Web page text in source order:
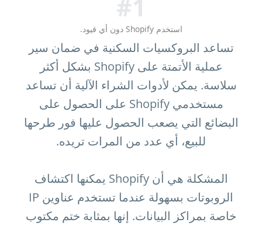
#1
استخدم Shopify دون أي قيود.
تساعد البروكسيات السكنية في ضمان سير
عملية الأتمتة على Shopify بشكل أكثر
سلاسة. يمكن لأدوات الشراء الآلية أن تساعد
مستخدمي Shopify على الحصول على
البضائع التي يصعب الحصول عليها فور طرحها
للبيع، أي عدد من المرات تريده.
المشكلة هي أن Shopify يمكنها اكتشاف
الروبوتات بسهولة عندما تستخدم عناوين IP
خاصة بمراكز البيانات. إنها بمثابة ختم مكتوب